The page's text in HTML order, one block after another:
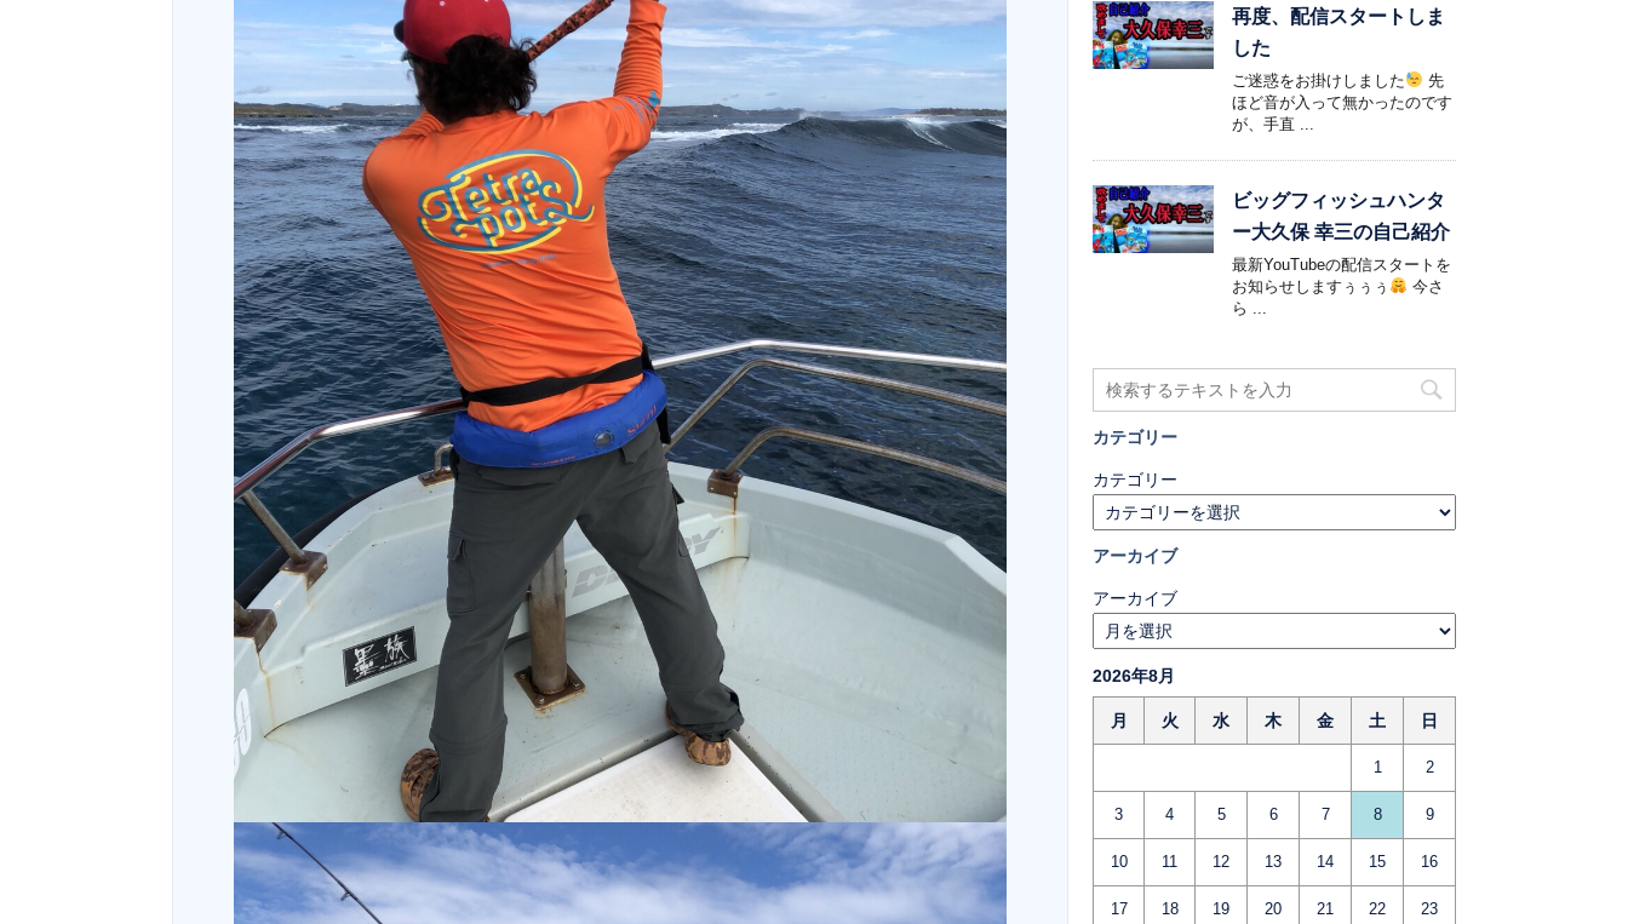
再度、配信スタートしま
した
ご迷惑をお掛けしました
先
ほど音が入って無かったのです
が、手直 ...
ビッグフィッシュハンタ
ー大久保 幸三の自己紹介
最新YouTubeの配信スタートを
お知らせしますぅぅぅ
今さ
ら ...
カテゴリー
カテゴリー
アーカイブ
アーカイブ
2026年8月
月 火 水 木 金 土 日
1 2
3 4 5 6 7 8 9
10 11 12 13 14 15 16
17 18 19 20 21 22 23